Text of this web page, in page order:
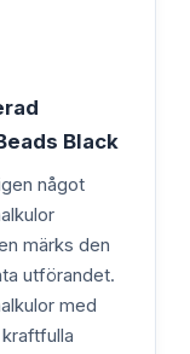
Black
något
märks den
utförandet.
med